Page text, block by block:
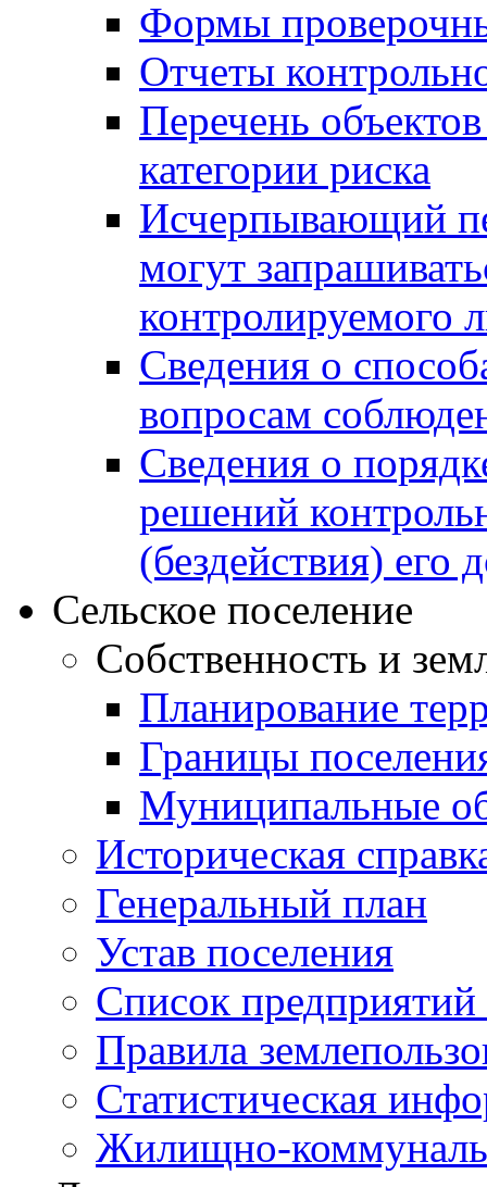
Формы
Отчеты
Перечень
категории риска
Исчерпывающий
могут
контролируемого
Сведения о
вопросам
Сведения о
решений
(бездействия) его
Сельское поселение
Собственность и
Планирование
Границы
Муниципальные
Историческая
Генеральный план
Устав поселения
Список предприятий
Правила
Статистическая
Жилищно-